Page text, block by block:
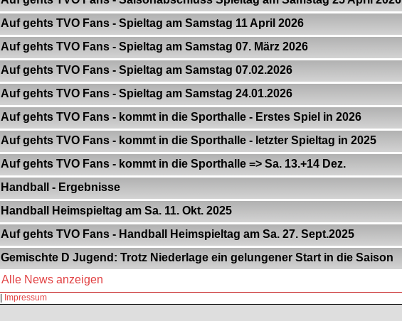
Auf gehts TVO Fans - Spieltag am Samstag 11 April 2026
Auf gehts TVO Fans - Spieltag am Samstag 07. März 2026
Auf gehts TVO Fans - Spieltag am Samstag 07.02.2026
Auf gehts TVO Fans - Spieltag am Samstag 24.01.2026
Auf gehts TVO Fans - kommt in die Sporthalle - Erstes Spiel in 2026
Auf gehts TVO Fans - kommt in die Sporthalle - letzter Spieltag in 2025
Auf gehts TVO Fans - kommt in die Sporthalle => Sa. 13.+14 Dez.
Handball - Ergebnisse
Handball Heimspieltag am Sa. 11. Okt. 2025
Auf gehts TVO Fans - Handball Heimspieltag am Sa. 27. Sept.2025
Gemischte D Jugend: Trotz Niederlage ein gelungener Start in die Saison
Alle News anzeigen
Impressum